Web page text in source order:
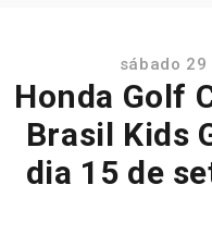
sábado 29
Honda Golf
Brasil Kids
dia 15 de